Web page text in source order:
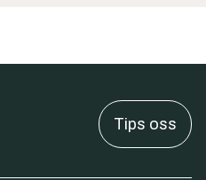
Tips oss